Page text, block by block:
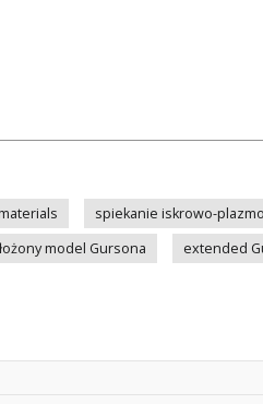
spiekanie iskrowo-
model Gursona extended